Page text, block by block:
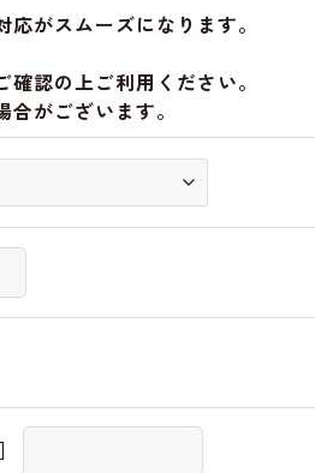
がスムーズになります。
認の上ご利用ください。
がございます。